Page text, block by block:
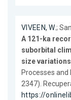
VIVEEN, W.;
A 121-ka
suborbital
size
Processes
2347).
https://